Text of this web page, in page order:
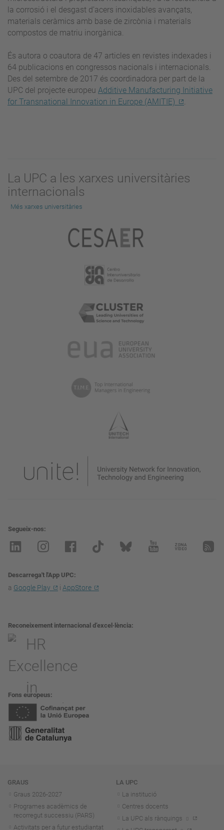
la corrosió i el desgast d’acers inoxidables avançats,
materials ceràmics amb base de zircònia i materials
compostos de matriu inorgànica.
És autora o coautora de 47 articles en revistes indexades i
64 publicacions en congressos nacionals i internacionals.
Des del setembre de 2017 és coordinadora per part de la
UPC del projecte europeu Additive Manufacturing Initiative
for Transnational Innovation in Europe (AMITIE)
La UPC a les xarxes universitàries
internacionals
Més xarxes universitàries
Segueix-nos
Descarrega't l'App UPC
a Google Play i AppStore
Reconeixement internacional d’excel·lència
Fons europeus
Navegació
GRAUS
Graus 2026-2027
Programes acadèmics de
recorregut successiu (PARS)
Activitats per a futur estudiantat
LA UPC
La institució
Centres docents
La UPC als rànquings